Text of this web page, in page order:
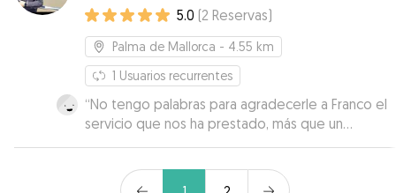
5.0 (2 Reservas)
Palma de Mallorca - 4.55 km
1 Usuarios recurrentes
“No tengo palabras para agradecerle a Franco el
servicio que nos ha prestado, más que un
paseador.”